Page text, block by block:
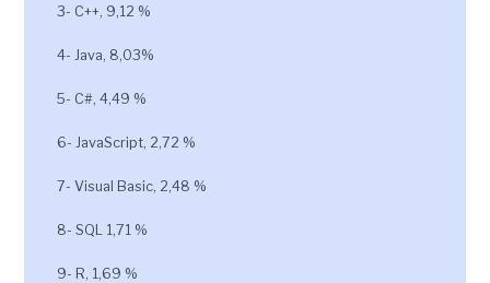
3- C++, 9,12 %
4- Java, 8,03%
5- C#, 4,49 %
6- JavaScript, 2,72 %
7- Visual Basic, 2,48 %
8- SQL 1,71 %
9- R, 1,69 %